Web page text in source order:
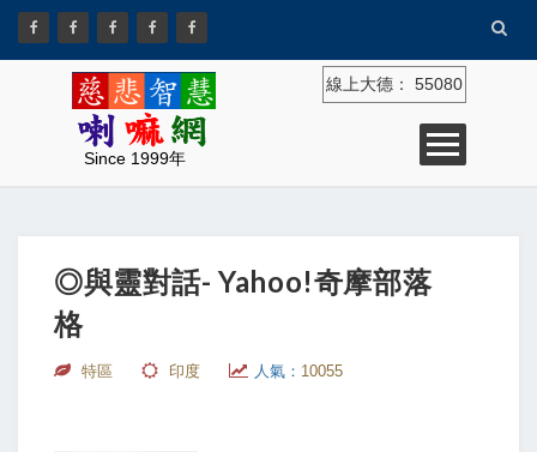
Since 1999年
線上大德： 55080
◎與靈對話- Yahoo!奇摩部落
格
特區 印度 人氣： 10055